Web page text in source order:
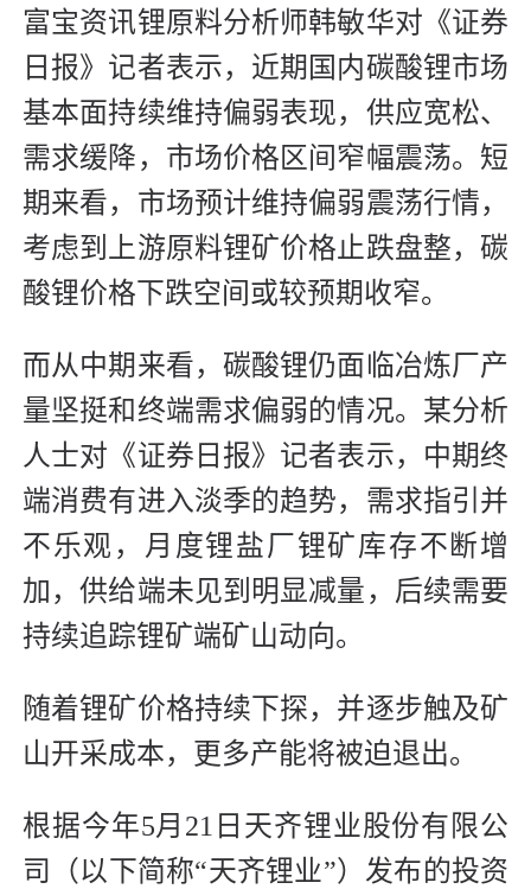
富宝资讯锂原料分析师韩敏华对《证券
日报》记者表示，近期国内碳酸锂市场
基本面持续维持偏弱表现，供应宽松、
需求缓降，市场价格区间窄幅震荡。短
期来看，市场预计维持偏弱震荡行情，
考虑到上游原料锂矿价格止跌盘整，碳
酸锂价格下跌空间或较预期收窄。
而从中期来看，碳酸锂仍面临冶炼厂产
量坚挺和终端需求偏弱的情况。某分析
人士对《证券日报》记者表示，中期终
端消费有进入淡季的趋势，需求指引并
不乐观，月度锂盐厂锂矿库存不断增
加，供给端未见到明显减量，后续需要
持续追踪锂矿端矿山动向。
随着锂矿价格持续下探，并逐步触及矿
山开采成本，更多产能将被迫退出。
根据今年5月21日天齐锂业股份有限公
司（以下简称“天齐锂业”）发布的投资